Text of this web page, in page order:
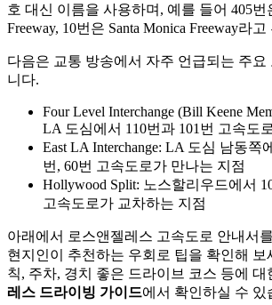
호 대신 이름을 사용하며, 예를 들어 405번
Freeway, 10번은 Santa Monica Freeway라
다음은 교통 방송에서 자주 언급되는 주요
니다.
Four Level Interchange (Bill Keene
LA 도심에서 110번과 101번 고속도
East LA Interchange: LA 도심 남동쪽
번, 60번 고속도로가 만나는 지점
Hollywood Split: 노스할리우드에서
고속도로가 교차하는 지점
아래에서 로스앤젤레스 고속도로 안내서
현지인이 추천하는 우회로 팁을 확인해 보
칙, 주차, 경치 좋은 드라이브 코스 등에 대
레스 드라이빙 가이드에서 확인하실 수 있